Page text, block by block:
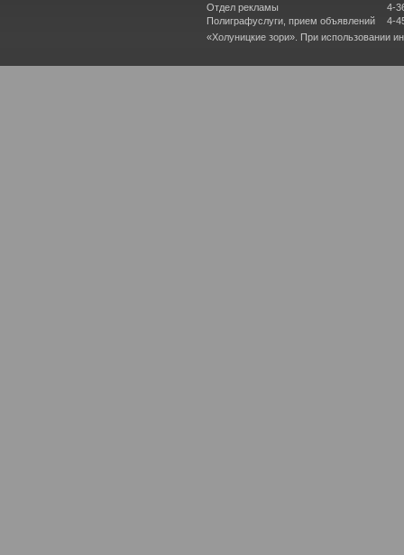
Отдел рекламы
Полиграфуслуги, прием объявлений
4-
4-
«Холуницкие зори». При использовании